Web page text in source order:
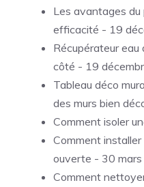
Les avantages
efficacité - 19
Récupérateur eau
côté - 19
Tableau déco
des murs bien
Comment isoler
Comment
ouverte - 30
Comment